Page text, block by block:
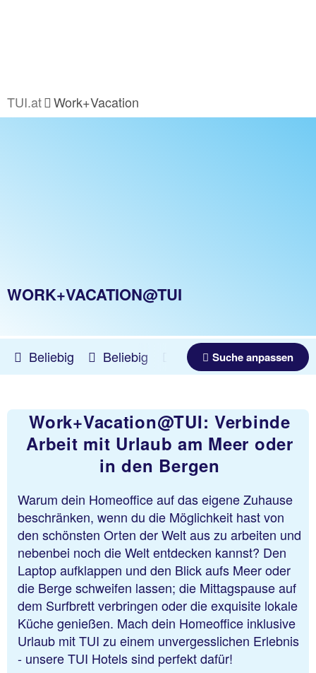
TUI.at Work+Vacation
WORK+VACATION@TUI
Beliebig Beliebig 11.08.2026 -08.08.2027
Suche anpassen
Work+Vacation@TUI: Verbinde
Arbeit mit Urlaub am Meer oder
in den Bergen
Warum dein Homeoffice auf das eigene Zuhause
beschränken, wenn du die Möglichkeit hast von
den schönsten Orten der Welt aus zu arbeiten und
nebenbei noch die Welt entdecken kannst? Den
Laptop aufklappen und den Blick aufs Meer oder
die Berge schweifen lassen; die Mittagspause auf
dem Surfbrett verbringen oder die exquisite lokale
Küche genießen. Mach dein Homeoffice inklusive
Urlaub mit TUI zu einem unvergesslichen Erlebnis
- unsere TUI Hotels sind perfekt dafür!